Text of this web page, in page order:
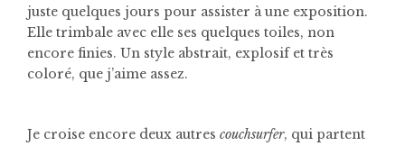
juste quelques jours pour assister à une exposition.
Elle trimbale avec elle ses quelques toiles, non
encore finies. Un style abstrait, explosif et très
coloré, que j’aime assez.
Je croise encore deux autres couchsurfer, qui partent